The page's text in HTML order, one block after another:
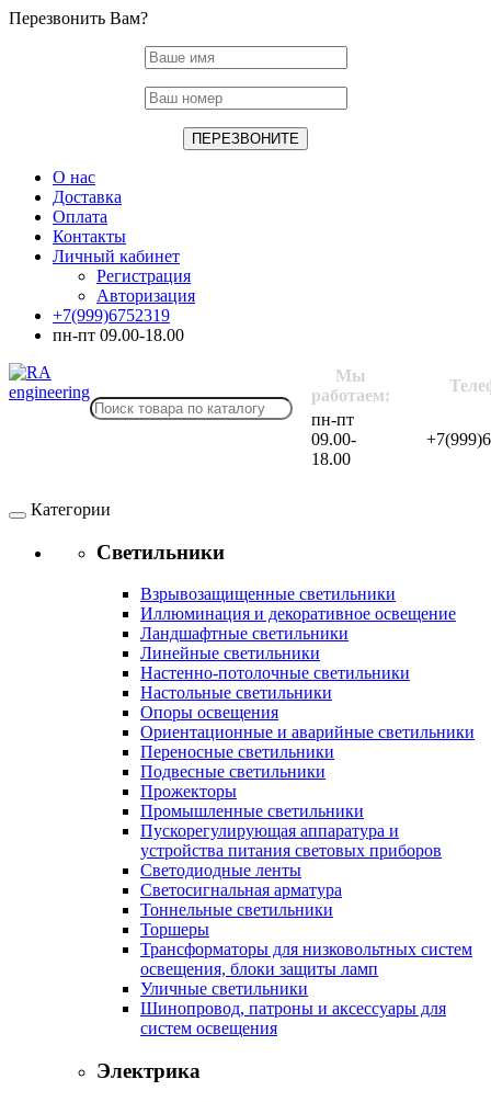
Перезвонить Вам?
О нас
Доставка
Оплата
Контакты
Личный кабинет
Регистрация
Авторизация
+7(999)6752319
пн-пт 09.00-18.00
Мы
работаем:
пн-пт
09.00-
18.00
Категории
Светильники
Взрывозащищенные светильники
Иллюминация и декоративное освещение
Ландшафтные светильники
Линейные светильники
Настенно-потолочные светильники
Настольные светильники
Опоры освещения
Ориентационные и аварийные светильники
Переносные светильники
Подвесные светильники
Прожекторы
Промышленные светильники
Пускорегулирующая аппаратура и
устройства питания световых приборов
Светодиодные ленты
Светосигнальная арматура
Тоннельные светильники
Торшеры
Трансформаторы для низковольтных систем
освещения, блоки защиты ламп
Уличные светильники
Шинопровод, патроны и аксессуары для
систем освещения
Электрика